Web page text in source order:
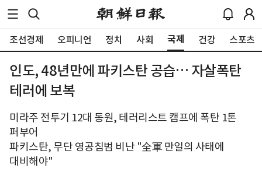
조선경제 오피니언 정치 사회 국제 건강 스포츠
인도, 48년만에 파키스탄 공습… 자살폭탄
테러에 보복
미라주 전투기 12대 동원, 테러리스트 캠프에 폭탄 1톤
퍼부어
파키스탄, 무단 영공침범 비난 "全軍 만일의 사태에
대비해야"